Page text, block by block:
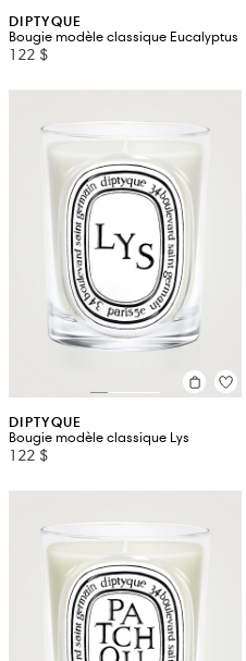
DIPTYQUE
Bougie modèle classique Eucalyptus
122 $
DIPTYQUE
Bougie modèle classique Lys
122 $